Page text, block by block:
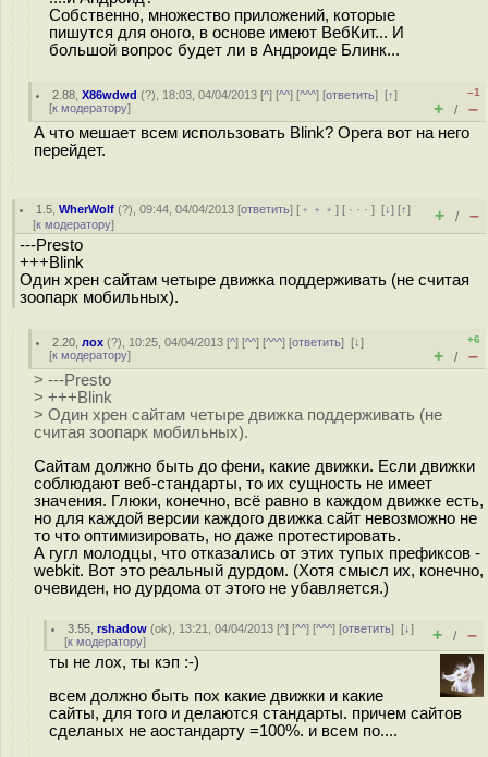
Собственно, множество приложений, которые
пишутся для оного, в основе имеют ВебКит... И
большой вопрос будет ли в Андроиде Блинк...
2.88 ,X86wdwd (?), 18:03, 04/04/2013 [^] [^^] [^^^] [ответить][↑]
[к модератору]
–1
+ / –
А что мешает всем использовать Blink? Opera вот на него
перейдет.
1.5 ,WherWolf (?), 09:44, 04/04/2013 [ответить] [ ﹢﹢﹢] [ · · ·][↓] [↑]
[к модератору] + / –
---Presto
+++Blink
Один хрен сайтам четыре движка поддерживать (не считая
зоопарк мобильных).
2.20 ,лох (?), 10:25, 04/04/2013 [^] [^^] [^^^] [ответить][↓]
[к модератору]
+6
+ / –
> ---Presto
> +++Blink
> Один хрен сайтам четыре движка поддерживать (не
считая зоопарк мобильных).
Сайтам должно быть до фени, какие движки. Если движки
соблюдают веб-стандарты, то их сущность не имеет
значения. Глюки, конечно, всё равно в каждом движке есть,
но для каждой версии каждого движка сайт невозможно не
то что оптимизировать, но даже протестировать.
А гугл молодцы, что отказались от этих тупых префиксов -
webkit. Вот это реальный дурдом. (Хотя смысл их, конечно,
очевиден, но дурдома от этого не убавляется.)
3.55 ,rshadow (ok), 13:21, 04/04/2013 [^] [^^] [^^^] [ответить][↓]
[к модератору] + / –
ты не лох, ты кэп :-)
всем должно быть пох какие движки и какие
сайты, для того и делаются стандарты. причем сайтов
сделаных не аостандарту =100%. и всем по....